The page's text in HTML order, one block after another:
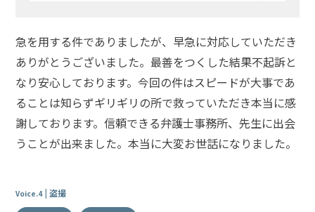
急を用する件でありましたが、早急に対応していただき
ありがとうございました。最善をつくした結果不起訴と
なり安心しております。今回の件はスピードが大事であ
ることは知らずギリギリの所で救っていただき本当に感
謝しております。信頼できる弁護士事務所、先生に出会
うことが出来ました。本当に大変お世話になりました。
Voice.4 盗撮